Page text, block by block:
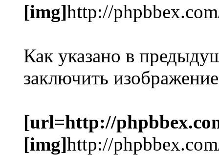
[img]http://
Как указано в
заключить
[url=http://
[img]http://